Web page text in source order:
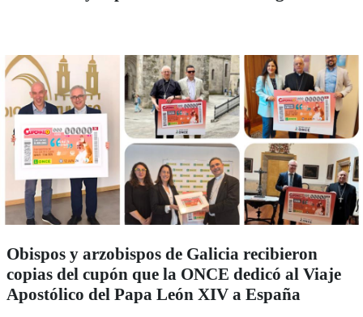
Obispos y arzobispos de Galicia recibieron
copias del cupón que la ONCE dedicó al Viaje
Apostólico del Papa León XIV a España